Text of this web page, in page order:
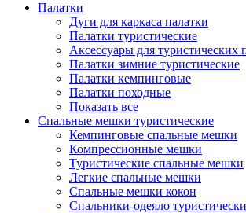
Палатки
Дуги для каркаса палатки
Палатки туристические
Аксессуары для туристических
Палатки зимние туристические
Палатки кемпинговые
Палатки походные
Показать все
Спальные мешки туристические
Кемпинговые спальные мешки
Компрессионные мешки
Туристические спальные мешки
Легкие спальные мешки
Спальные мешки кокон
Спальники-одеяло